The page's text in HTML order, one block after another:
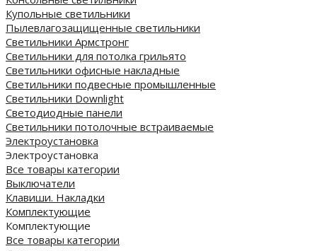
Купольные светильники
Пылевлагозащищенные светильники
Светильники Армстронг
Светильники для потолка грильято
Светильники офисные накладные
Светильники подвесные промышленные
Светильники Downlight
Светодиодные панели
Cветильники потолочные встраиваемые
Электроустановка
Электроустановка
Все товары категории
Выключатели
Клавиши. Накладки
Комплектующие
Комплектующие
Все товары категории